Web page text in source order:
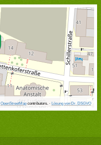
OpenStreetMapcontributors. · Lösung von Dr. DSGVO